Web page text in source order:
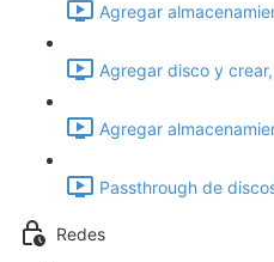
Agregar
Agregar disco y
Agregar
Passthrough de
Redes